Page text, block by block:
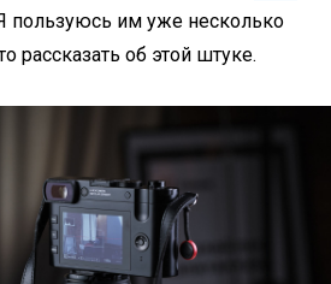
пользуюсь им уже несколько
рассказать об этой штуке.